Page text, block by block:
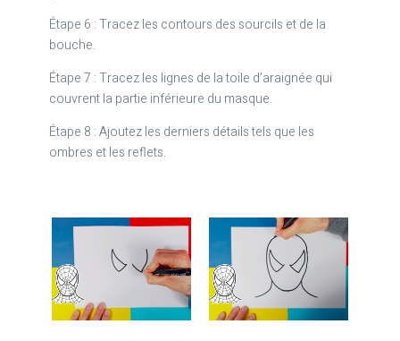
Étape 6 : Tracez les contours des sourcils et de la
bouche.
Étape 7 : Tracez les lignes de la toile d’araignée qui
couvrent la partie inférieure du masque.
Étape 8 : Ajoutez les derniers détails tels que les
ombres et les reflets.